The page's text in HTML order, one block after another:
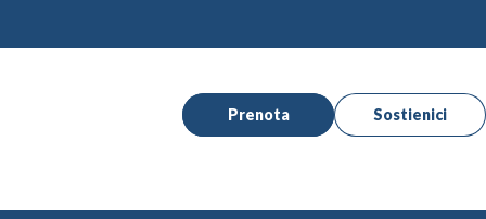
Prenota Sostienici